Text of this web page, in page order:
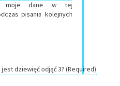
moje dane w tej
pisania kolejnych
jest dziewięć odjąć 3? (Required)